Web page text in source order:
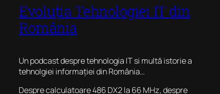
Evoluția Tehnologiei IT din
România
Un podcast despre tehnologia IT si multă istorie a
tehnolgiei informației din România…
Despre calculatoare 486 DX2 la 66 MHz, despre